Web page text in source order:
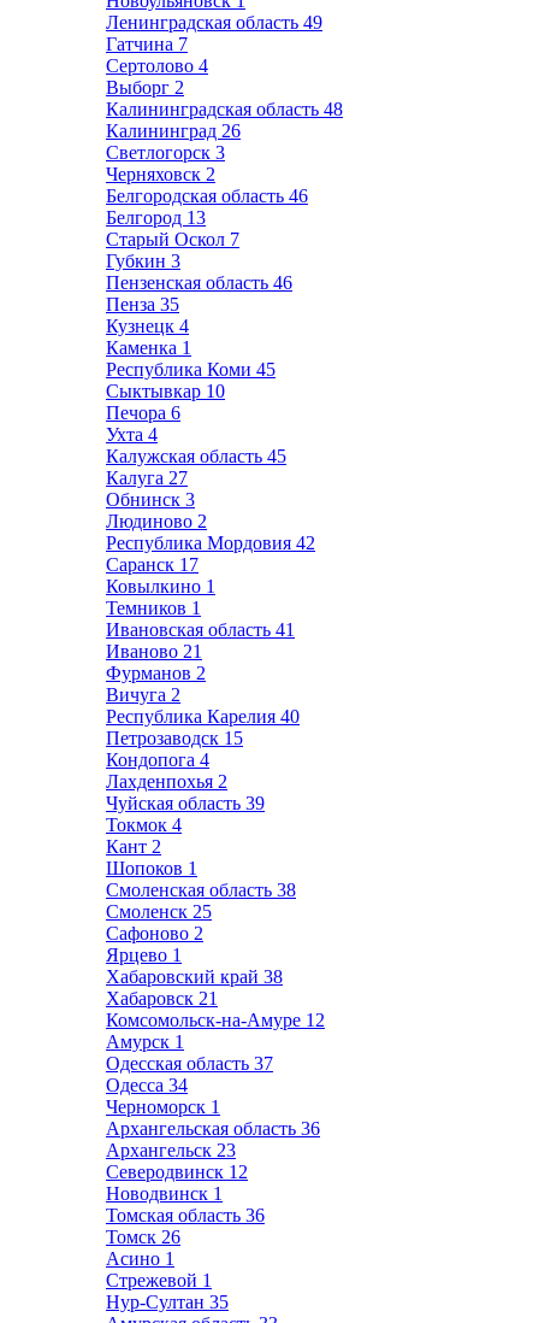
Ленинградская область 49
Гатчина 7
Сертолово 4
Выборг 2
Калининградская область 48
Калининград 26
Светлогорск 3
Черняховск 2
Белгородская область 46
Белгород 13
Старый Оскол 7
Губкин 3
Пензенская область 46
Пенза 35
Кузнецк 4
Каменка 1
Республика Коми 45
Сыктывкар 10
Печора 6
Ухта 4
Калужская область 45
Калуга 27
Обнинск 3
Людиново 2
Республика Мордовия 42
Саранск 17
Ковылкино 1
Темников 1
Ивановская область 41
Иваново 21
Фурманов 2
Вичуга 2
Республика Карелия 40
Петрозаводск 15
Кондопога 4
Лахденпохья 2
Чуйская область 39
Токмок 4
Кант 2
Шопоков 1
Смоленская область 38
Смоленск 25
Сафоново 2
Ярцево 1
Хабаровский край 38
Хабаровск 21
Комсомольск-на-Амуре 12
Амурск 1
Одесская область 37
Одесса 34
Черноморск 1
Архангельская область 36
Архангельск 23
Северодвинск 12
Новодвинск 1
Томская область 36
Томск 26
Асино 1
Стрежевой 1
Нур-Султан 35